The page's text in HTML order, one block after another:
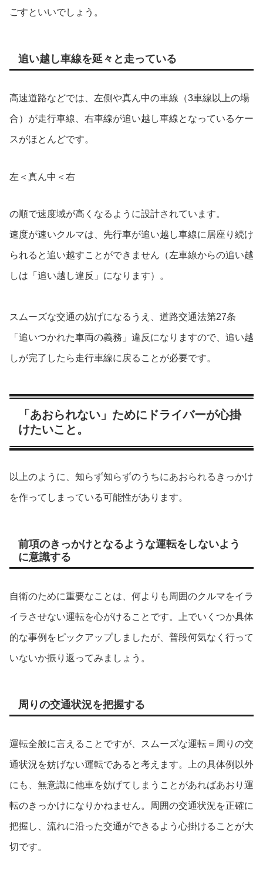
ごすといいでしょう。
追い越し車線を延々と走っている
高速道路などでは、左側や真ん中の車線（3車線以上の場
合）が走行車線、右車線が追い越し車線となっているケー
スがほとんどです。
左＜真ん中＜右
の順で速度域が高くなるように設計されています。
速度が速いクルマは、先行車が追い越し車線に居座り続け
られると追い越すことができません（左車線からの追い越
しは「追い越し違反」になります）。
スムーズな交通の妨げになるうえ、道路交通法第27条
「追いつかれた車両の義務」違反になりますので、追い越
しが完了したら走行車線に戻ることが必要です。
「あおられない」ためにドライバーが心掛
けたいこと。
以上のように、知らず知らずのうちにあおられるきっかけ
を作ってしまっている可能性があります。
前項のきっかけとなるような運転をしないよう
に意識する
自衛のために重要なことは、何よりも周囲のクルマをイラ
イラさせない運転を心がけることです。上でいくつか具体
的な事例をピックアップしましたが、普段何気なく行って
いないか振り返ってみましょう。
周りの交通状況を把握する
運転全般に言えることですが、スムーズな運転＝周りの交
通状況を妨げない運転であると考えます。上の具体例以外
にも、無意識に他車を妨げてしまうことがあればあおり運
転のきっかけになりかねません。周囲の交通状況を正確に
把握し、流れに沿った交通ができるよう心掛けることが大
切です。